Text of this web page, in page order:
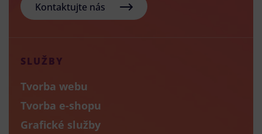
Kontaktujte nás
SLUŽBY
Tvorba webu
Tvorba e-shopu
Grafické služby